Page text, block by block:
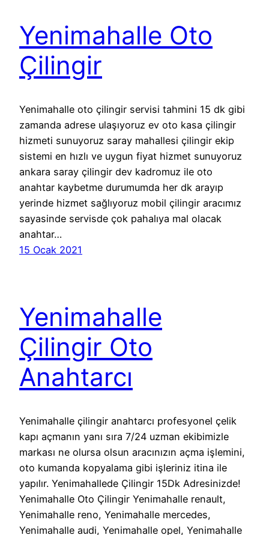
Yenimahalle Oto
Çilingir
Yenimahalle oto çilingir servisi tahmini 15 dk gibi
zamanda adrese ulaşıyoruz ev oto kasa çilingir
hizmeti sunuyoruz saray mahallesi çilingir ekip
sistemi en hızlı ve uygun fiyat hizmet sunuyoruz
ankara saray çilingir dev kadromuz ile oto
anahtar kaybetme durumumda her dk arayıp
yerinde hizmet sağlıyoruz mobil çilingir aracımız
sayasinde servisde çok pahalıya mal olacak
anahtar…
15 Ocak 2021
Yenimahalle
Çilingir Oto
Anahtarcı
Yenimahalle çilingir anahtarcı profesyonel çelik
kapı açmanın yanı sıra 7/24 uzman ekibimizle
markası ne olursa olsun aracınızın açma işlemini,
oto kumanda kopyalama gibi işleriniz itina ile
yapılır. Yenimahallede Çilingir 15Dk Adresinizde!
Yenimahalle Oto Çilingir Yenimahalle renault,
Yenimahalle reno, Yenimahalle mercedes,
Yenimahalle audi, Yenimahalle opel, Yenimahalle